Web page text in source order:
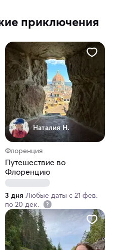
приключения
Наталия Н.
Флоренция
Путешествие во
Флоренцию
3 дня Любые даты с 21 фев.
по 20 дек.